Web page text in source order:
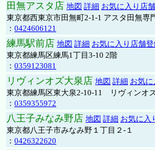
田無アスタ店 地図 詳細 お気に入り店
東京都西東京市田無町2-1-1 アスタ田無専
： 0424606121
練馬駅前店 地図 詳細 お気に入り店舗
東京都練馬区練馬1丁目3-10 2階
： 0359123081
リヴィンオズ大泉店 地図 詳細 お気
東京都練馬区東大泉2-10-11 リヴィンオ
： 0359355972
八王子みなみ野店 地図 詳細 お気に入
東京都八王子市みなみ野１丁目２-１
： 0426322620